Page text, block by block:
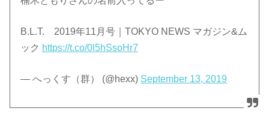
B.L.T. 2019年11月号｜TOKYO NEWS マガジン&ム
ック https://t.co/0l5hSsoHr7
— へっくす（群） (@hexx) September 13, 2019